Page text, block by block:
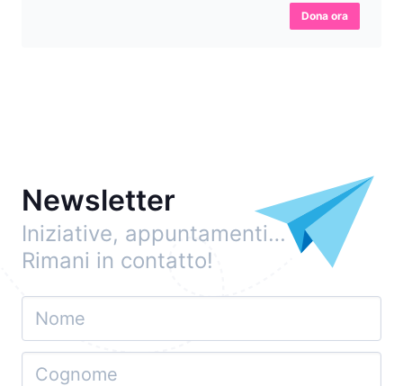
Dona ora
Newsletter
Iniziative, appuntamenti…
Rimani in contatto!